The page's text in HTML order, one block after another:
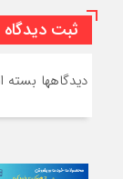
ثبت دیدگاه
دیدگاهها